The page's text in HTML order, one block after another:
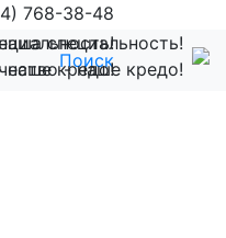
768-38-48
наше кредо!
специальность!
- наше кредо!
Поиск